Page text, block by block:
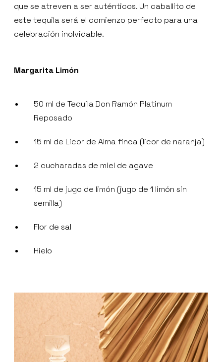
que se atreven a ser auténticos. Un caballito de
este tequila será el comienzo perfecto para una
celebración inolvidable.
Margarita Limón
50 ml de Tequila Don Ramón Platinum
Reposado
15 ml de Licor de Alma finca (licor de naranja)
2 cucharadas de miel de agave
15 ml de jugo de limón (jugo de 1 limón sin
semilla)
Flor de sal
Hielo